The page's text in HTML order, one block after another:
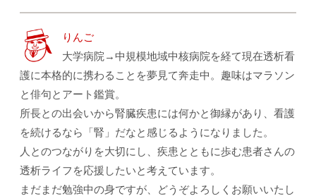
りんご
大学病院→中規模地域中核病院を経て現在透析看
護に本格的に携わることを夢見て奔走中。趣味はマラソン
と俳句とアート鑑賞。
所長との出会いから腎臓疾患には何かと御縁があり、看護
を続けるなら「腎」だなと感じるようになりました。
人とのつながりを大切にし、疾患とともに歩む患者さんの
透析ライフを応援したいと考えています。
まだまだ勉強中の身ですが、どうぞよろしくお願いいたし